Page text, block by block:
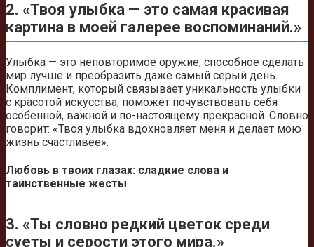
2. «Твоя улыбка — это самая красивая
картина в моей галерее воспоминаний.»
Улыбка — это неповторимое оружие, способное сделать
мир лучше и преобразить даже самый серый день.
Комплимент, который связывает уникальность улыбки
с красотой искусства, поможет почувствовать себя
особенной, важной и по-настоящему прекрасной. Словно
говорит: «Твоя улыбка вдохновляет меня и делает мою
жизнь счастливее».
Любовь в твоих глазах: сладкие слова и
таинственные жесты
3. «Ты словно редкий цветок среди
суеты и серости этого мира.»